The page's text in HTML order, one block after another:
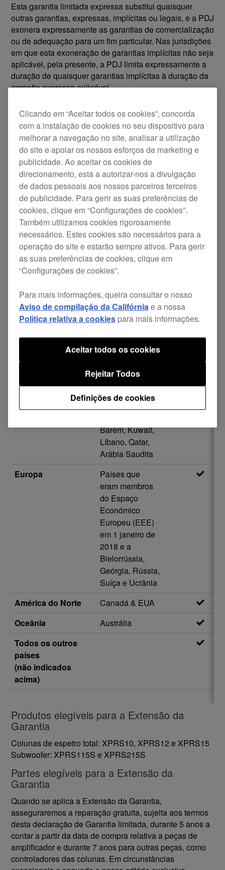
Esta garantia limitada expressa substitui quaisquer
outras garantias, expressas, implícitas ou legais, e a PDJ
exonera expressamente as garantias de comercialização
ou de adequação para um fim particular. Nas jurisdições
em que esta exoneração de garantias implícitas não seja
aplicável, pela presente, a PDJ limita expressamente a
duração de quaisquer garantias implícitas à duração da
garantia expressa aplicável.
declaração realizada por um representante da PDJ a um
cliente criar uma garantia.
Períodos e condições da garantia
Áreas elegíveis e períodos de cobertura da
Extensão da Garantia
Área País
Período de
garantia
Limitado a 3
África
África do Sul,
Argélia, Tunísia,
Maurícias, Costa
do Marfim,
Gana, Angola,
Nigéria,
Moçambique
Ásia e Médio Oriente
Israel, Turquia,
Azerbaijão,
Barém, Kuwait,
Líbano, Qatar,
Arábia Saudita
Europa
Países que
eram membros
do Espaço
Económico
Europeu (EEE)
em 1 janeiro de
2018 e a
Bielorrússia,
Geórgia, Rússia,
Suíça e Ucrânia
América do Norte
Canadá & EUA
Oceânia
Austrália
Todos os outros
países
(não indicados
acima)
Produtos elegíveis para a Extensão da
Garantia
Colunas de espetro total: XPRS10, XPRS12 e XPRS15
Subwoofer: XPRS115S e XPRS215S
Partes elegíveis para a Extensão da
Garantia
Quando se aplica a Extensão da Garantia,
asseguraremos a reparação gratuita, sujeita aos termos
desta declaração de Garantia limitada, durante 5 anos a
contar a partir da data de compra relativa a peças de
amplificador e durante 7 anos para outras peças, como
controladores das colunas. Em circunstâncias
Clicando em “Aceitar todos os cookies”, concorda
com a instalação de cookies no seu dispositivo para
melhorar a navegação no site, analisar a utilização
do site e apoiar os nossos esforços de marketing e
publicidade. Ao aceitar os cookies de
direcionamento, está a autorizar-nos a divulgação
de dados pessoais aos nossos parceiros terceiros
de publicidade. Para gerir as suas preferências de
cookies, clique em “Configurações de cookies”.
Também utilizamos cookies rigorosamente
necessários. Estes cookies são necessários para a
operação do site e estarão sempre ativos. Para gerir
as suas preferências de cookies, clique em
“Configurações de cookies”.
Para mais informações, queira consultar o nosso
Aviso de compilação da Califórniae a nossa
Política relativa a cookiespara mais informações.
Definições de cookies
Rejeitar Todos
Aceitar todos os cookies